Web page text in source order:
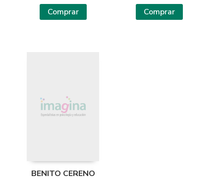
Comprar Comprar
BENITO CERENO